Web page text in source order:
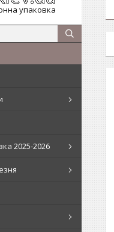
упаковка
2025-2026